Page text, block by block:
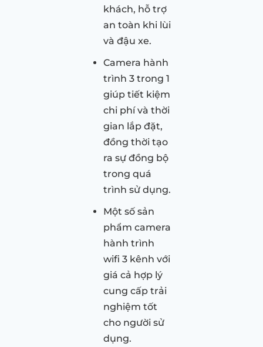
khách, hỗ trợ
an toàn khi lùi
và đậu xe.
Camera hành
trình 3 trong 1
giúp tiết kiệm
chi phí và thời
gian lắp đặt,
đồng thời tạo
ra sự đồng bộ
trong quá
trình sử dụng.
Một số sản
phẩm camera
hành trình
wifi 3 kênh với
giá cả hợp lý
cung cấp trải
nghiệm tốt
cho người sử
dụng.